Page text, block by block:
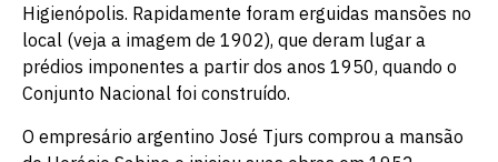
Higienópolis. Rapidamente foram erguidas mansões no
local (veja a imagem de 1902), que deram lugar a
prédios imponentes a partir dos anos 1950, quando o
Conjunto Nacional foi construído.
O empresário argentino José Tjurs comprou a mansão